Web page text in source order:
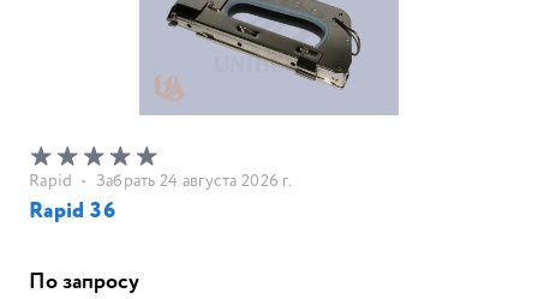
Rapid • Забрать 24 августа 2026 г.
Rapid 36
По запросу